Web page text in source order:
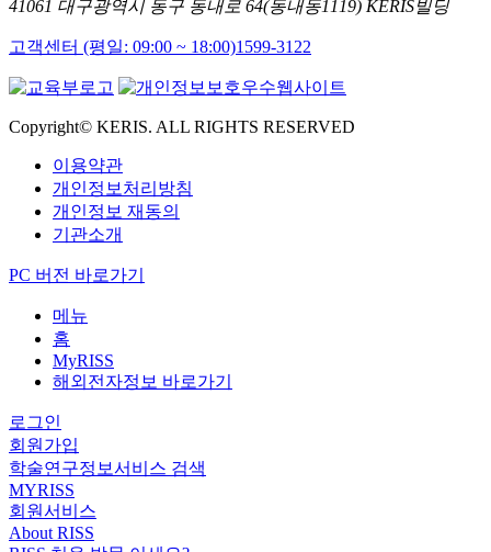
41061 대구광역시 동구 동내로 64(동내동1119) KERIS빌딩
고객센터 (평일: 09:00 ~ 18:00)1599-3122
Copyright© KERIS. ALL RIGHTS RESERVED
이용약관
개인정보처리방침
개인정보 재동의
기관소개
PC 버전 바로가기
메뉴
홈
MyRISS
해외전자정보 바로가기
로그인
회원가입
학술연구정보서비스 검색
MYRISS
회원서비스
About RISS